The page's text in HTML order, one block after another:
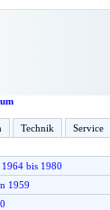
Technik Service
bis 1980
1959